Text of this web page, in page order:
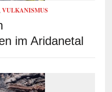
VULKANISMUS
im Aridanetal